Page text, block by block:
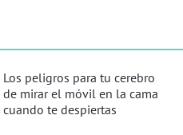
Los peligros para tu cerebro
de mirar el móvil en la cama
cuando te despiertas